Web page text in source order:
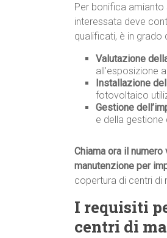
Per bonifica amianto
interessata deve
qualificati, è in grado
Valutazione
all’esposizione
Installazione
fotovoltaico
Gestione
e della
Chiama ora il numero
manutenzione per
copertura di centri di
I requisiti
centri di